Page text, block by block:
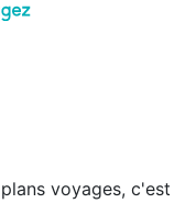
voyages, c'est